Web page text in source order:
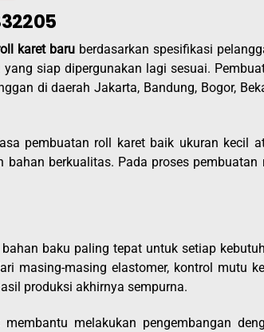
karet baruberdasarkan spesifikasi
siap dipergunakan lagi sesuai.
di daerah Jakarta, Bandung, Bogor,
pembuatan roll karet baik ukuran kecil
berkualitas. Pada proses pembuatan
baku paling tepat untuk setiap
masing-masing elastomer, kontrol mutu
produksi akhirnya sempurna.
melakukan pengembangan